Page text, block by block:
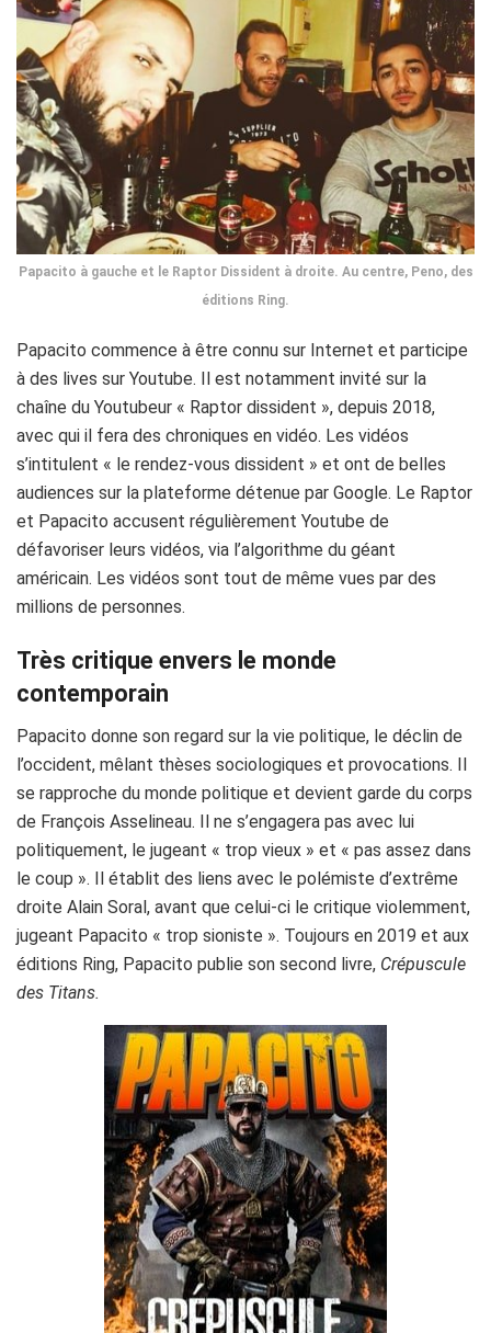
Papacito à gauche et le Raptor Dissident à droite. Au centre, Peno, des
éditions Ring.
Papacito commence à être connu sur Internet et participe
à des lives sur Youtube. Il est notamment invité sur la
chaîne du Youtubeur « Raptor dissident », depuis 2018,
avec qui il fera des chroniques en vidéo. Les vidéos
s’intitulent « le rendez-vous dissident » et ont de belles
audiences sur la plateforme détenue par Google. Le Raptor
et Papacito accusent régulièrement Youtube de
défavoriser leurs vidéos, via l’algorithme du géant
américain. Les vidéos sont tout de même vues par des
millions de personnes.
Très critique envers le monde
contemporain
Papacito donne son regard sur la vie politique, le déclin de
l’occident, mêlant thèses sociologiques et provocations. Il
se rapproche du monde politique et devient garde du corps
de François Asselineau. Il ne s’engagera pas avec lui
politiquement, le jugeant « trop vieux » et « pas assez dans
le coup ». Il établit des liens avec le polémiste d’extrême
droite Alain Soral, avant que celui-ci le critique violemment,
jugeant Papacito « trop sioniste ». Toujours en 2019 et aux
éditions Ring, Papacito publie son second livre, Crépuscule
des Titans.